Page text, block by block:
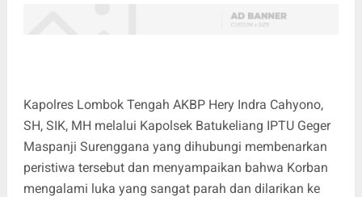
Kapolres Lombok Tengah AKBP Hery Indra Cahyono,
SH, SIK, MH melalui Kapolsek Batukeliang IPTU Geger
Maspanji Surenggana yang dihubungi membenarkan
peristiwa tersebut dan menyampaikan bahwa Korban
mengalami luka yang sangat parah dan dilarikan ke